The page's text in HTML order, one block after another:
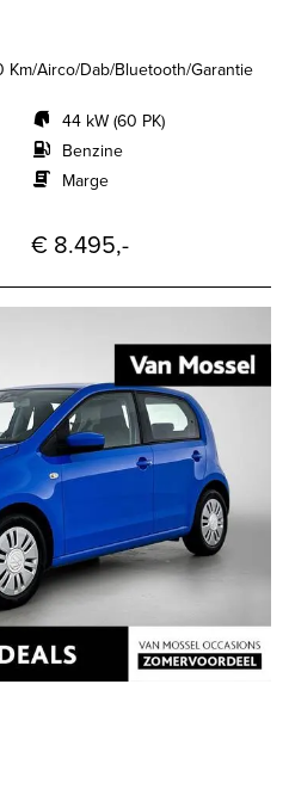
Km/Airco/Dab/Bluetooth/Garantie
44 kW (60 PK)
Benzine
Marge
€ 8.495,-